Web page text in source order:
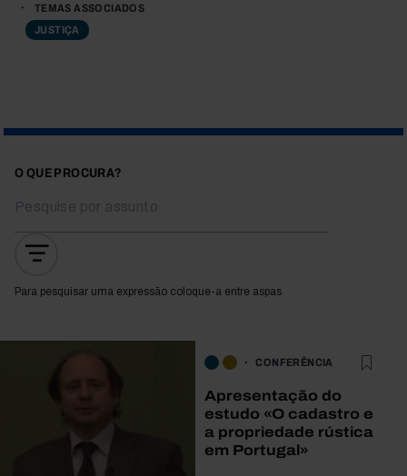
TEMAS ASSOCIADOS
JUSTIÇA
O QUE PROCURA?
Para pesquisar uma expressão coloque-a entre aspas
CONFERÊNCIA
Apresentação do
estudo «O cadastro e
a propriedade rústica
em Portugal»